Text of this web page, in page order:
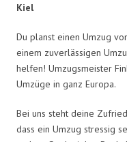
Kiel
Du planst einen Umzug
einem zuverlässigen
helfen! Umzugsmeister
Umzüge in ganz Europa.
Bei uns steht deine
dass ein Umzug stressig